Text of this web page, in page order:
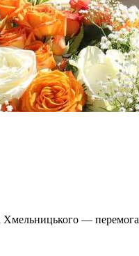
Хмельницького — перемога